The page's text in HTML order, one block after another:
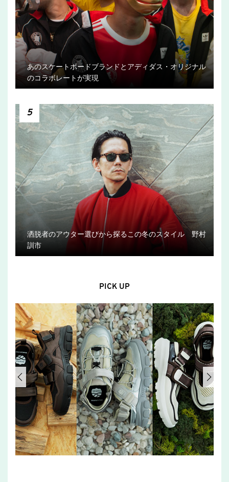
あのスケートボードブランドとアディダス・オリジナル
のコラボレートが実現
5
洒脱者のアウター選びから探るこの冬のスタイル 野村
訓市
PICK UP